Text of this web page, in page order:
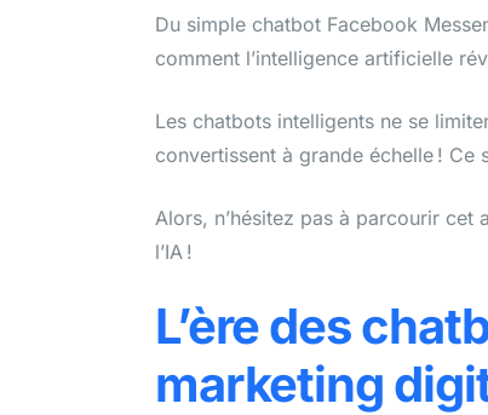
Du simple chatbot Facebook
comment l’intelligence artificielle
Les chatbots intelligents ne se
convertissent à grande échelle ! Ce
Alors, n’hésitez pas à parcourir
l’IA !
L’ère des
marketing